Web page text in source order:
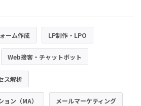
ーム作成 LP制作・LPO
Web接客・チャットボット
ス解析
ン（MA） メールマーケティング